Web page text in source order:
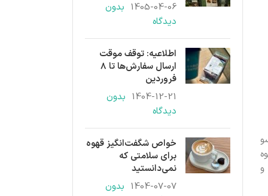
و
1405-04-06 بدون
دیدگاه
اطلاعیه: توقف موقت
ارسال سفارش‌ها تا ۸
فروردین
1404-12-21 بدون
دیدگاه
خواص شگفت‌انگیز قهوه
برای سلامتی که
نمی‌دانستید
1404-07-07 بدون